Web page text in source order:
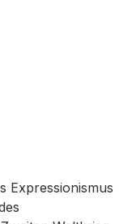
Expressionismus